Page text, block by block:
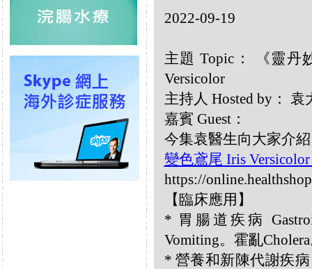
2022-09-19
主題 Topic： 《靈丹
Versicolor
主持人 Hosted by：
嘉賓 Guest：
今集袁醫生向大家介
變色鳶尾 Iris
https://
【臨床應用】
* 胃腸道疾病
Vomiting。霍亂
* 營養和新陳代謝疾病